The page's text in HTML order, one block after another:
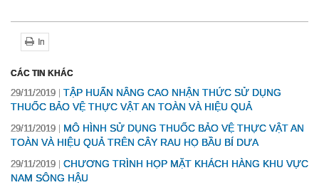
In
CÁC TIN KHÁC
29/11/2019
TẬP HUẤN NÂNG CAO NHẬN THỨC SỬ DỤNG
THUỐC BẢO VỆ THỰC VẬT AN TOÀN VÀ HIỆU QUẢ
29/11/2019
MÔ HÌNH SỬ DỤNG THUỐC BẢO VỆ THỰC VẬT AN
TOÀN VÀ HIỆU QUẢ TRÊN CÂY RAU HỌ BẦU BÍ DƯA
29/11/2019
CHƯƠNG TRÌNH HỌP MẶT KHÁCH HÀNG KHU VỰC
NAM SÔNG HẬU